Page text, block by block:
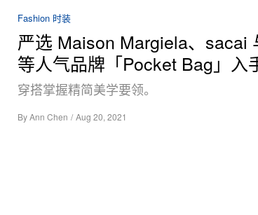
Fashion 时装
严选 Maison Margiela、
等人气品牌「Pocket Bag」入
穿搭掌握精简美学要领。
ByAnn Chen / Aug 20, 2021